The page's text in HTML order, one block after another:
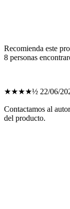
Recomienda este
8 personas
★★★★½ 22/06/
Contactamos al
del producto.